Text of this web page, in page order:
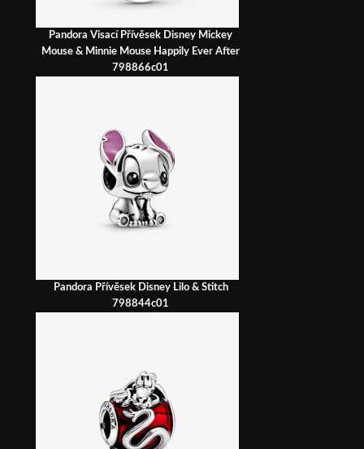
Pandora Visací Přívěsek Disney Mickey
Mouse & Minnie Mouse Happily Ever After
798866c01
Pandora Přívěsek Disney Lilo & Stitch
798844c01